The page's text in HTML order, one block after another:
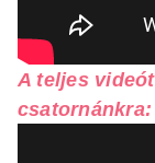
A teljes
csatornánkra: